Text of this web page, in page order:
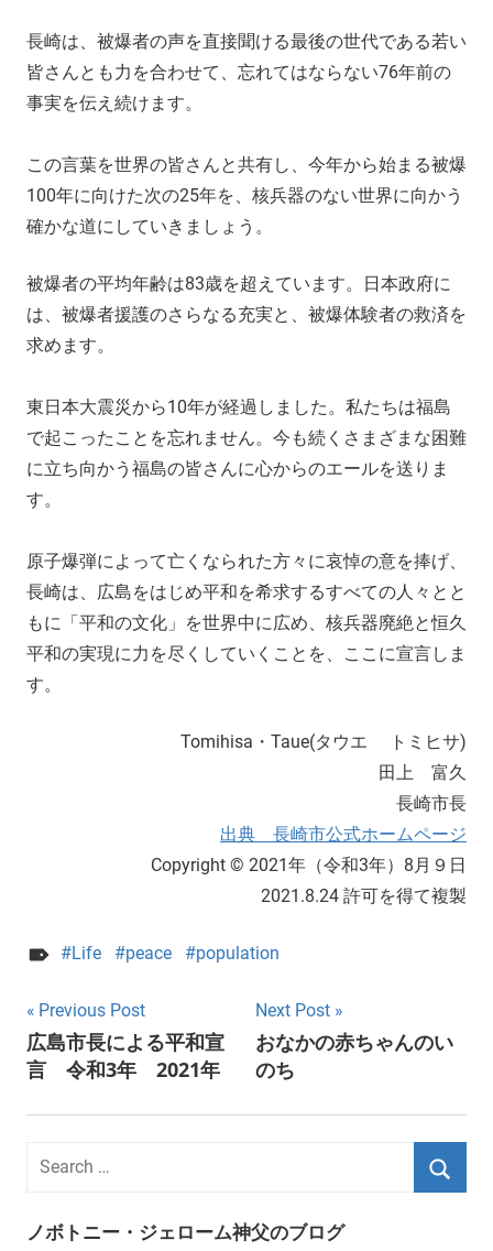
長崎は、被爆者の声を直接聞ける最後の世代である若い
皆さんとも力を合わせて、忘れてはならない76年前の
事実を伝え続けます。
この言葉を世界の皆さんと共有し、今年から始まる被爆
100年に向けた次の25年を、核兵器のない世界に向かう
確かな道にしていきましょう。
被爆者の平均年齢は83歳を超えています。日本政府に
は、被爆者援護のさらなる充実と、被爆体験者の救済を
求めます。
東日本大震災から10年が経過しました。私たちは福島
で起こったことを忘れません。今も続くさまざまな困難
に立ち向かう福島の皆さんに心からのエールを送りま
す。
原子爆弾によって亡くなられた方々に哀悼の意を捧げ、
長崎は、広島をはじめ平和を希求するすべての人々とと
もに「平和の文化」を世界中に広め、核兵器廃絶と恒久
平和の実現に力を尽くしていくことを、ここに宣言しま
す。
Tomihisa・Taue(タウエ トミヒサ)
田上 富久
長崎市長
出典 長崎市公式ホームページ
Copyright © 2021年（令和3年）8月９日
2021.8.24 許可を得て複製
Life peace population
Post
navigation
Previous Post
広島市長による平和宣
言 令和3年 2021年
Next Post
おなかの赤ちゃんのい
のち
ノボトニー・ジェローム神父のブログ